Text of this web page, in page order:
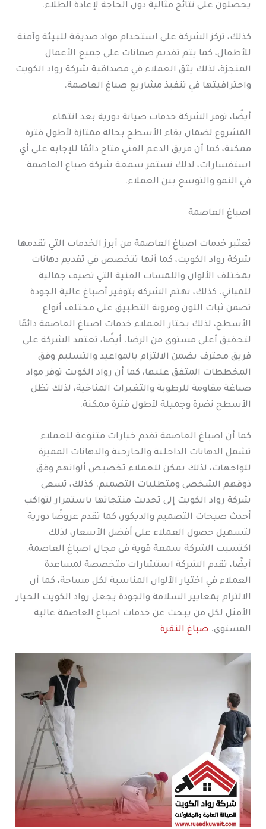
يحصلون على نتائج مثالية دون الحاجة لإعادة الطلاء.
كذلك، تركز الشركة على استخدام مواد صديقة للبيئة وآمنة
للأطفال، كما يتم تقديم ضمانات على جميع الأعمال
المنجزة، لذلك يثق العملاء في مصداقية شركة رواد الكويت
واحترافيتها في تنفيذ مشاريع صباغ العاصمة.
أيضًا، توفر الشركة خدمات صيانة دورية بعد انتهاء
المشروع لضمان بقاء الأسطح بحالة ممتازة لأطول فترة
ممكنة، كما أن فريق الدعم الفني متاح دائمًا للإجابة على أي
استفسارات، لذلك تستمر سمعة شركة صباغ العاصمة
في النمو والتوسع بين العملاء.
اصباغ العاصمة
تعتبر خدمات اصباغ العاصمة من أبرز الخدمات التي تقدمها
شركة رواد الكويت، كما أنها تتخصص في تقديم دهانات
بمختلف الألوان واللمسات الفنية التي تضيف جمالية
للمباني. كذلك، تهتم الشركة بتوفير أصباغ عالية الجودة
تضمن ثبات اللون ومرونة التطبيق على مختلف أنواع
الأسطح، لذلك يختار العملاء خدمات اصباغ العاصمة دائمًا
لتحقيق أعلى مستوى من الرضا. أيضًا، تعتمد الشركة على
فريق محترف يضمن الالتزام بالمواعيد والتسليم وفق
المخططات المتفق عليها، كما أن رواد الكويت توفر مواد
صباغة مقاومة للرطوبة والتغيرات المناخية، لذلك تظل
الأسطح نضرة وجميلة لأطول فترة ممكنة.
كما أن اصباغ العاصمة تقدم خيارات متنوعة للعملاء
تشمل الدهانات الداخلية والخارجية والدهانات المميزة
للواجهات، لذلك يمكن للعملاء تخصيص ألوانهم وفق
ذوقهم الشخصي ومتطلبات التصميم. كذلك، تسعى
شركة رواد الكويت إلى تحديث منتجاتها باستمرار لتواكب
أحدث صيحات التصميم والديكور، كما تقدم عروضًا دورية
لتسهيل حصول العملاء على أفضل الأسعار، لذلك
اكتسبت الشركة سمعة قوية في مجال اصباغ العاصمة.
أيضًا، تقدم الشركة استشارات متخصصة لمساعدة
العملاء في اختيار الألوان المناسبة لكل مساحة، كما أن
الالتزام بمعايير السلامة والجودة يجعل رواد الكويت الخيار
الأمثل لكل من يبحث عن خدمات اصباغ العاصمة عالية
المستوى. صباغ النقرة